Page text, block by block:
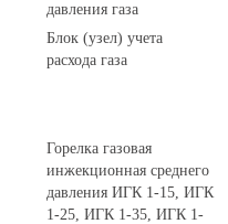
давления газа
Блок (узел) учета
расхода газа
Горелка газовая
инжекционная среднего
давления ИГК 1-15, ИГК
1-25, ИГК 1-35, ИГК 1-